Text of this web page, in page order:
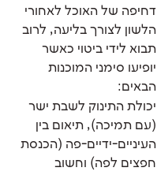
דחיפה של האוכל לאחורי
הלשון לצורך בליעה, לרוב
תבוא לידי ביטוי כאשר
יופיעו סימני המוכנות
הבאים:
יכולת התינוק לשבת ישר
(עם תמיכה), תיאום בין
העיניים-ידיים-פה (הכנסת
חפצים לפה) וחשוב